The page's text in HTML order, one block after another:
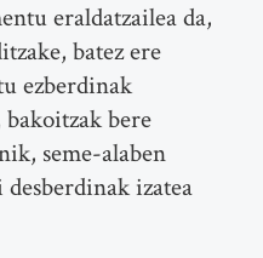
eraldatzailea da,
batez ere
ezberdinak
bere
seme-alaben
izatea